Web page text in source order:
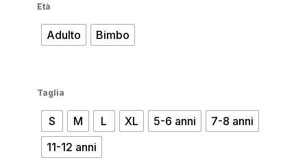
Età
Adulto Bimbo
Taglia
S M L XL 5-6 anni
7-8 anni
11-12 anni